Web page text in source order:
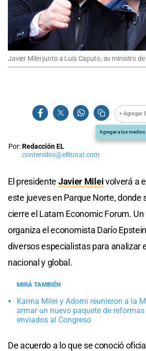
Javier Milei junto a Luis Caputo, su ministro
+ Agregar
Agregar a tus
Por:Redacción EL
contenidos@ellitoral.com
El presidente Javier Mileivolverá a
este jueves en Parque Norte, donde
cierre el Latam Economic Forum.
organiza el economista Darío
diversos especialistas para analizar
nacional y global.
MIRÁ TAMBIÉN
Karina Milei y Adorni reunieron a la
armar un nuevo paquete de reformas
enviados al Congreso
De acuerdo a lo que se conoció